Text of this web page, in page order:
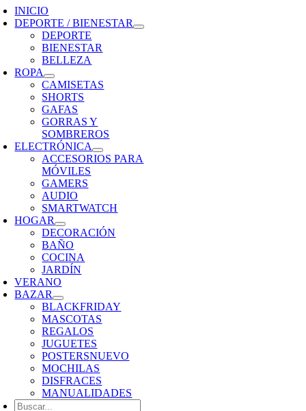
INICIO
DEPORTE / BIENESTAR
DEPORTE
BIENESTAR
BELLEZA
ROPA
CAMISETAS
SHORTS
GAFAS
GORRAS Y
SOMBREROS
ELECTRÓNICA
ACCESORIOS PARA
MÓVILES
GAMERS
AUDIO
SMARTWATCH
HOGAR
DECORACIÓN
BAÑO
COCINA
JARDÍN
VERANO
BAZAR
BLACKFRIDAY
MASCOTAS
REGALOS
JUGUETES
POSTERSNUEVO
MOCHILAS
DISFRACES
MANUALIDADES
Buscar: